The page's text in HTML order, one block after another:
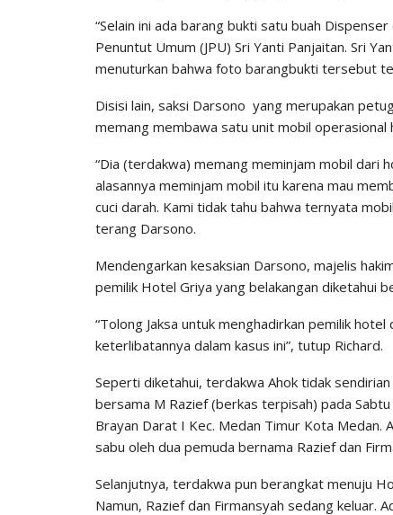
“Selain ini ada barang bukti satu buah
Penuntut Umum (JPU) Sri Yanti Panjaitan. Sri
menuturkan bahwa foto barangbukti tersebut
Disisi lain, saksi Darsono yang merupakan
memang membawa satu unit mobil operasional
“Dia (terdakwa) memang meminjam mobil dari
alasannya meminjam mobil itu karena mau
cuci darah. Kami tidak tahu bahwa ternyata
terang Darsono.
Mendengarkan kesaksian Darsono, majelis
pemilik Hotel Griya yang belakangan diketahui
“Tolong Jaksa untuk menghadirkan pemilik
keterlibatannya dalam kasus ini”, tutup Richard.
Seperti diketahui, terdakwa Ahok tidak
bersama M Razief (berkas terpisah) pada
Brayan Darat I Kec. Medan Timur Kota
sabu oleh dua pemuda bernama Razief dan
Selanjutnya, terdakwa pun berangkat menuju
Namun, Razief dan Firmansyah sedang keluar.